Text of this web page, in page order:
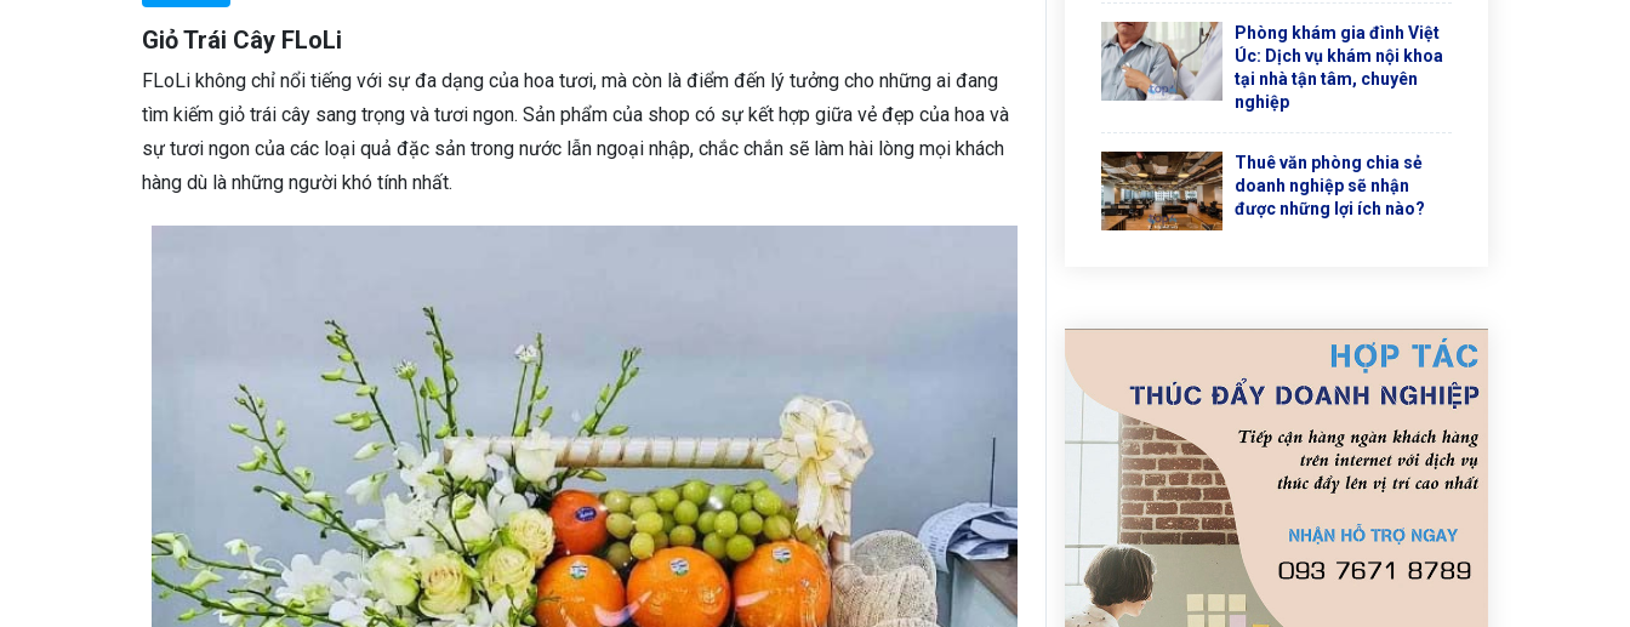
Giỏ Trái Cây FLoLi
FLoLi không chỉ nổi tiếng với sự đa dạng của hoa tươi, mà còn là điểm đến lý tưởng cho những ai đang
tìm kiếm giỏ trái cây sang trọng và tươi ngon. Sản phẩm của shop có sự kết hợp giữa vẻ đẹp của hoa và
sự tươi ngon của các loại quả đặc sản trong nước lẫn ngoại nhập, chắc chắn sẽ làm hài lòng mọi khách
hàng dù là những người khó tính nhất.
Phòng khám gia đình Việt
Úc: Dịch vụ khám nội khoa
tại nhà tận tâm, chuyên
nghiệp
Thuê văn phòng chia sẻ
doanh nghiệp sẽ nhận
được những lợi ích nào?